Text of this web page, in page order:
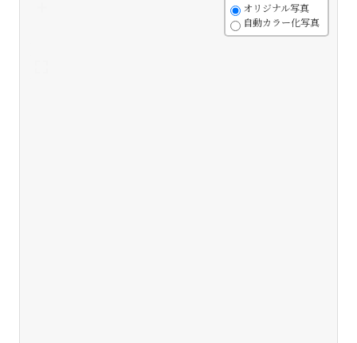
オリジナル写真
自動カラー化写真